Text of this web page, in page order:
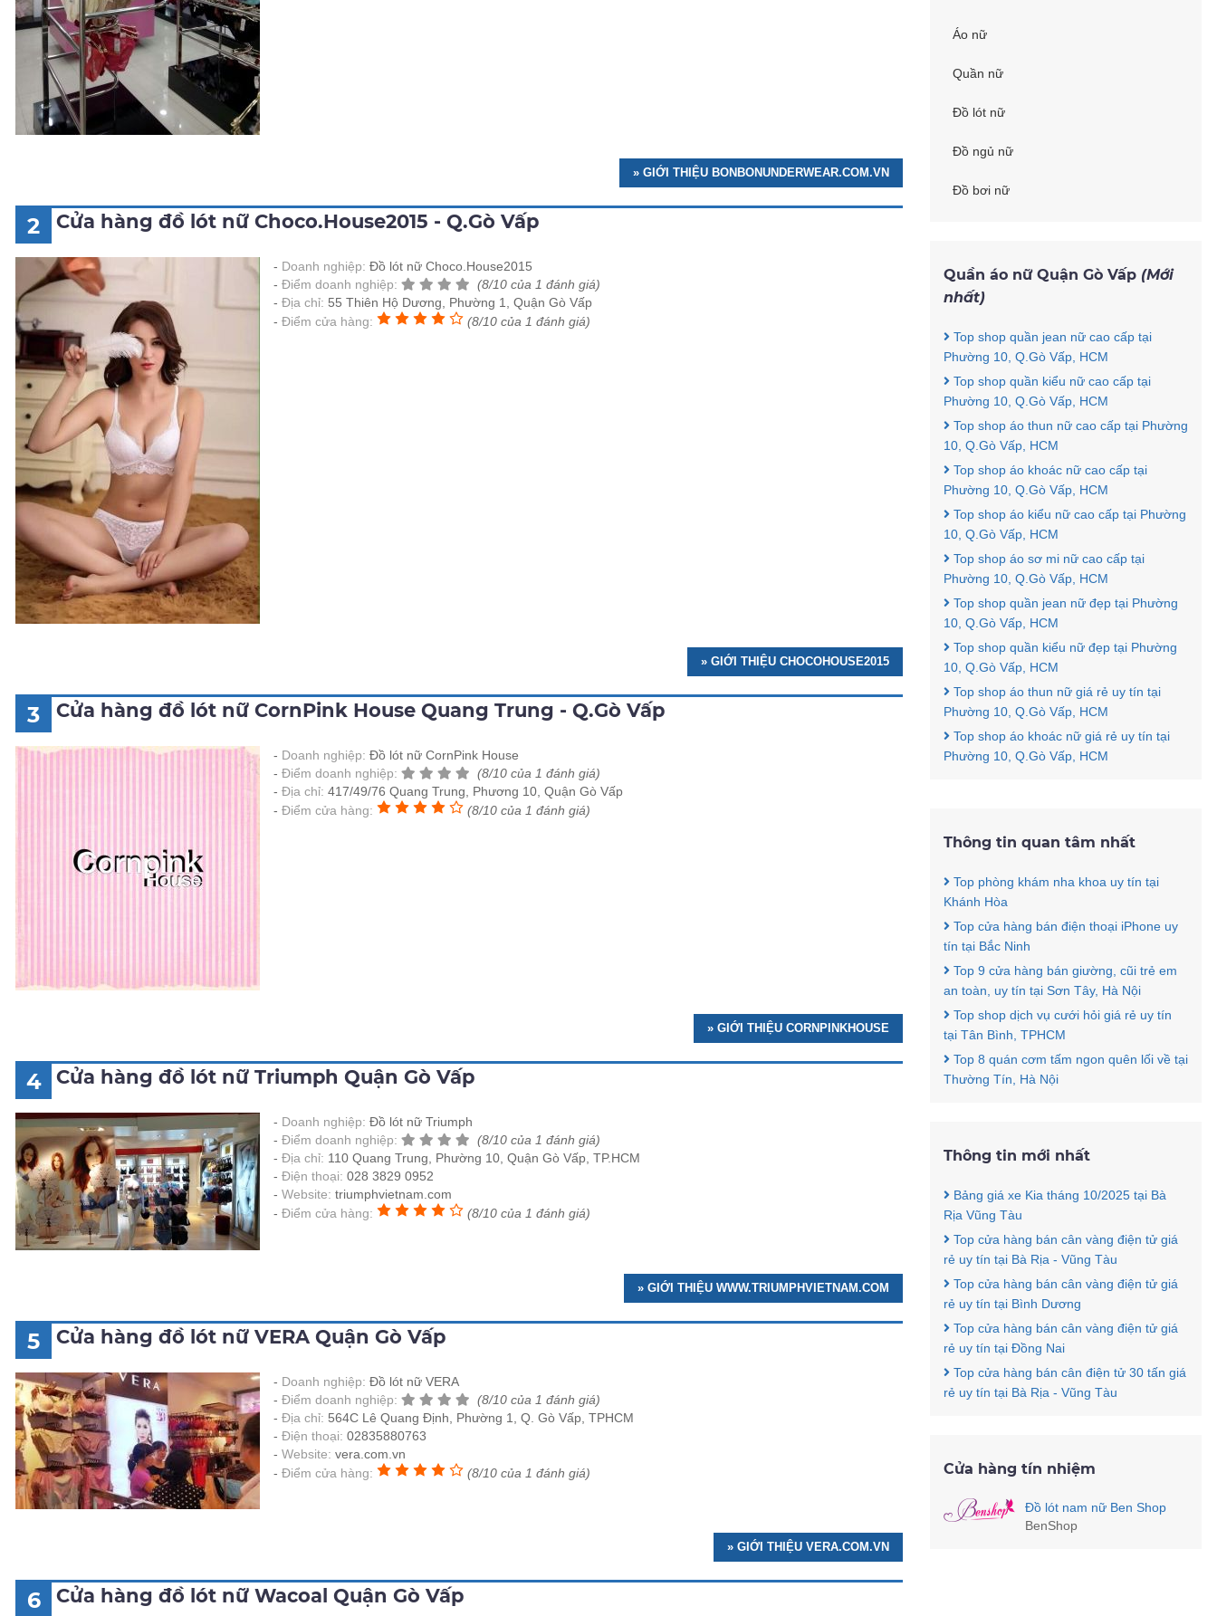
» GIỚI THIỆU BONBONUNDERWEAR.COM.VN
2 Cửa hàng đồ lót nữ Choco.House2015 - Q.Gò Vấp
Doanh nghiệp: Đồ lót nữ Choco.House2015
Điểm doanh nghiệp:
(8/10 của 1 đánh giá)
Địa chỉ: 55 Thiên Hộ Dương, Phường 1, Quận Gò Vấp
Điểm cửa hàng:
(8/10 của 1 đánh giá)
» GIỚI THIỆU CHOCOHOUSE2015
3 Cửa hàng đồ lót nữ CornPink House Quang Trung - Q.Gò Vấp
Doanh nghiệp: Đồ lót nữ CornPink House
Điểm doanh nghiệp:
(8/10 của 1 đánh giá)
Địa chỉ: 417/49/76 Quang Trung, Phương 10, Quận Gò Vấp
Điểm cửa hàng:
(8/10 của 1 đánh giá)
» GIỚI THIỆU CORNPINKHOUSE
4 Cửa hàng đồ lót nữ Triumph Quận Gò Vấp
Doanh nghiệp: Đồ lót nữ Triumph
Điểm doanh nghiệp:
(8/10 của 1 đánh giá)
Địa chỉ: 110 Quang Trung, Phường 10, Quận Gò Vấp, TP.HCM
Điện thoại: 028 3829 0952
Website: triumphvietnam.com
Điểm cửa hàng:
(8/10 của 1 đánh giá)
» GIỚI THIỆU WWW.TRIUMPHVIETNAM.COM
5 Cửa hàng đồ lót nữ VERA Quận Gò Vấp
Doanh nghiệp: Đồ lót nữ VERA
Điểm doanh nghiệp:
(8/10 của 1 đánh giá)
Địa chỉ: 564C Lê Quang Định, Phường 1, Q. Gò Vấp, TPHCM
Điện thoại: 02835880763
Website: vera.com.vn
Điểm cửa hàng:
(8/10 của 1 đánh giá)
» GIỚI THIỆU VERA.COM.VN
6 Cửa hàng đồ lót nữ Wacoal Quận Gò Vấp
Áo nữ
Quần nữ
Đồ lót nữ
Đồ ngủ nữ
Đồ bơi nữ
Quần áo nữ Quận Gò Vấp (Mới
nhất)
Top shop quần jean nữ cao cấp tại
Phường 10, Q.Gò Vấp, HCM
Top shop quần kiểu nữ cao cấp tại
Phường 10, Q.Gò Vấp, HCM
Top shop áo thun nữ cao cấp tại Phường
10, Q.Gò Vấp, HCM
Top shop áo khoác nữ cao cấp tại
Phường 10, Q.Gò Vấp, HCM
Top shop áo kiểu nữ cao cấp tại Phường
10, Q.Gò Vấp, HCM
Top shop áo sơ mi nữ cao cấp tại
Phường 10, Q.Gò Vấp, HCM
Top shop quần jean nữ đẹp tại Phường
10, Q.Gò Vấp, HCM
Top shop quần kiểu nữ đẹp tại Phường
10, Q.Gò Vấp, HCM
Top shop áo thun nữ giá rẻ uy tín tại
Phường 10, Q.Gò Vấp, HCM
Top shop áo khoác nữ giá rẻ uy tín tại
Phường 10, Q.Gò Vấp, HCM
Thông tin quan tâm nhất
Top phòng khám nha khoa uy tín tại
Khánh Hòa
Top cửa hàng bán điện thoại iPhone uy
tín tại Bắc Ninh
Top 9 cửa hàng bán giường, cũi trẻ em
an toàn, uy tín tại Sơn Tây, Hà Nội
Top shop dịch vụ cưới hỏi giá rẻ uy tín
tại Tân Bình, TPHCM
Top 8 quán cơm tấm ngon quên lối về tại
Thường Tín, Hà Nội
Thông tin mới nhất
Bảng giá xe Kia tháng 10/2025 tại Bà
Rịa Vũng Tàu
Top cửa hàng bán cân vàng điện tử giá
rẻ uy tín tại Bà Rịa - Vũng Tàu
Top cửa hàng bán cân vàng điện tử giá
rẻ uy tín tại Bình Dương
Top cửa hàng bán cân vàng điện tử giá
rẻ uy tín tại Đồng Nai
Top cửa hàng bán cân điện tử 30 tấn giá
rẻ uy tín tại Bà Rịa - Vũng Tàu
Cửa hàng tín nhiệm
Đồ lót nam nữ Ben Shop
BenShop